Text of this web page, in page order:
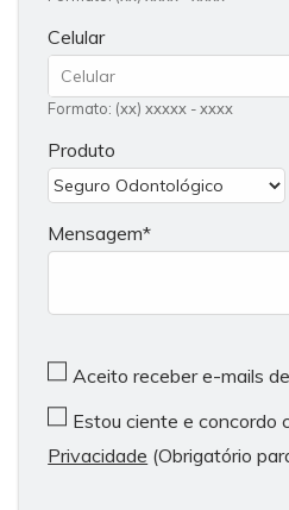
Celular
Formato: (xx) xxxxx - xxxx
Produto
Mensagem
Aceito receber e-mails
Estou ciente e concordo
Privacidade (Obrigatório